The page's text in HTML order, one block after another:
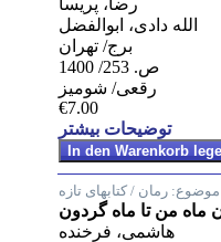
رضا، پریسا
الله دادی، ابوالفضل
برج/ تهران
ص. 253/ 1400
رقعی/ شومیز
€7.00
توضیحات بیشتر
موضوع: رمان / کتابهای تازه
ماه من تا ماه گردون
هاشمی، فرخنده